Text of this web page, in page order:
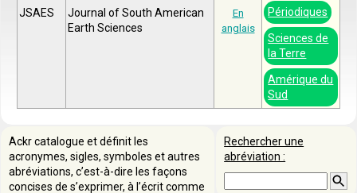
JSAES
Journal of South American
Earth Sciences
En
anglais
Périodiques
Sciences de
la Terre
Amérique du
Sud
Rechercher une
abréviation :
Ackr catalogue et définit les
acronymes, sigles, symboles et autres
abréviations, c’est-à-dire les façons
concises de s’exprimer, à l’écrit comme